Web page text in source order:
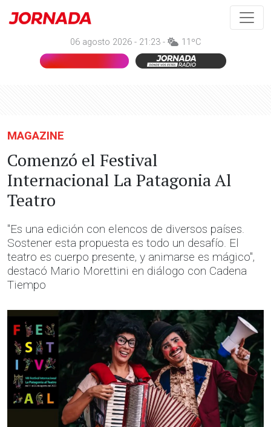
06 agosto 2026 - 21:23 - 11ºC
MAGAZINE
Comenzó el Festival
Internacional La Patagonia Al
Teatro
"Es una edición con elencos de diversos países.
Sostener esta propuesta es todo un desafío. El
teatro es cuerpo presente, y animarse es mágico",
destacó Mario Morettini en diálogo con Cadena
Tiempo